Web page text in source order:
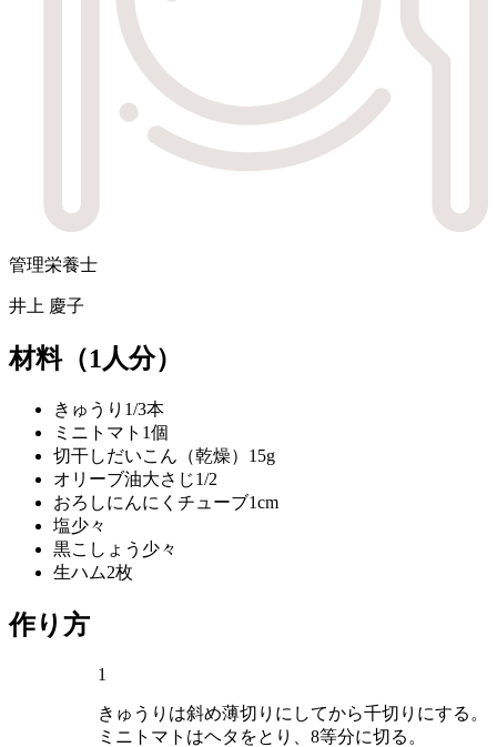
管理栄養士
井上 慶子
材料（1人分）
きゅうり 1/3本
ミニトマト 1個
切干しだいこん（乾燥） 15g
オリーブ油大さじ1/2
おろしにんにくチューブ1cm
塩少々
黒こしょう 少々
生ハム2枚
作り方
1
きゅうりは斜め薄切りにしてから千切りにする。
ミニトマトはヘタをとり、8等分に切る。